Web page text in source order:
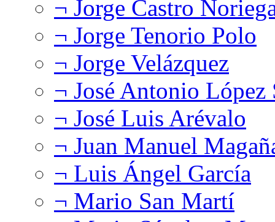
¬ Jorge Castro
¬ Jorge Tenorio Polo
¬ Jorge Velázquez
¬ José Antonio López
¬ José Luis Arévalo
¬ Juan Manuel
¬ Luis Ángel García
¬ Mario San Martí